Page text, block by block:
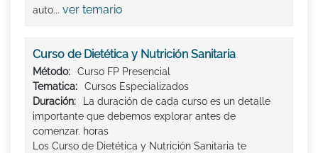
auto... ver temario
Curso de Dietética y Nutrición Sanitaria
Método:
Curso FP Presencial
Tematica:
Cursos Especializados
Duración:
La duración de cada curso es un detalle
importante que debemos explorar antes de
comenzar. horas
Los Curso de Dietética y Nutrición Sanitaria te